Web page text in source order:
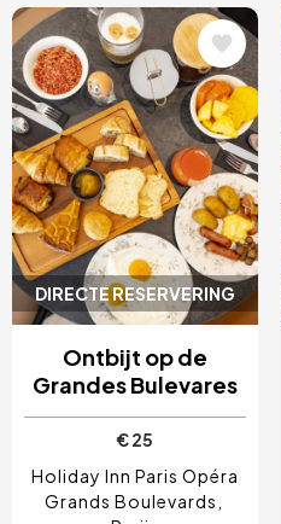
DIRECTE RESERVERING
Afbeelding
Ontbijt op de
Grandes Bulevares
€ 25
Holiday Inn Paris Opéra
Grands Boulevards